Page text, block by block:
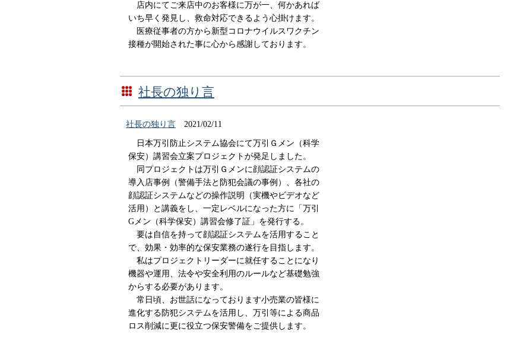
店内にてご来店中のお客様に万が一、何かあれば
いち早く発見し、救命対応できるよう心掛けます。
医療従事者の方から新型コロナウイルスワクチン
接種が開始された事に心から感謝しております。
社長の独り言
社長の独り言 2021/02/11
日本万引防止システム協会にて万引Ｇメン（科学
保安）講習会立案プロジェクトが発足しました。
同プロジェクトは万引Ｇメンに顔認証システムの
導入店事例（警備手法と防犯会議の事例）、各社の
顔認証システムなどの操作説明（実機やビデオなど
活用）と講義をし、一定レベルになった方に「万引
Gメン（科学保安）講習会修了証」を発行する。
要は自信を持って顔認証システムを活用すること
で、効果・効率的な保安業務の遂行を目指します。
私はプロジェクトリーダーに就任することになり
機器や運用、法令や安全利用のルールなど基礎勉強
からする必要があります。
常日頃、お世話になっております小売業の皆様に
進化する防犯システムを活用し、万引等による商品
ロス削減に更に役立つ保安警備をご提供します。